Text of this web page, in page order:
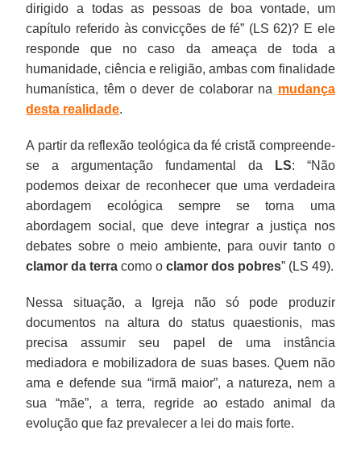
dirigido a todas as pessoas de boa vontade, um
capítulo referido às convicções de fé” (LS 62)? E ele
responde que no caso da ameaça de toda a
humanidade, ciência e religião, ambas com finalidade
humanística, têm o dever de colaborar na mudança
desta realidade.
A partir da reflexão teológica da fé cristã compreende-
se a argumentação fundamental da
LS: “Não
podemos deixar de reconhecer que uma verdadeira
abordagem ecológica sempre se torna uma
abordagem social, que deve integrar a justiça nos
debates sobre o meio ambiente, para ouvir tanto o
clamor da terra como oclamor dos pobres” (LS 49).
Nessa situação, a Igreja não só pode produzir
documentos na altura do status quaestionis, mas
precisa assumir seu papel de uma instância
mediadora e mobilizadora de suas bases. Quem não
ama e defende sua “irmã maior”, a natureza, nem a
sua “mãe”, a terra, regride ao estado animal da
evolução que faz prevalecer a lei do mais forte.